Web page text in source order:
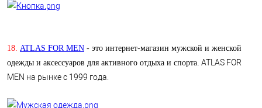
18. ATLAS FOR MEN - это интернет-магазин мужской и женской
одежды и аксессуаров для активного отдыха и спорта. ATLAS FOR
MEN на рынке с 1999 года.